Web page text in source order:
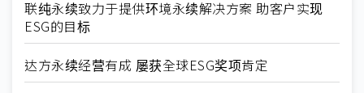
联纯永续致力于提供环境永续解决方案 助客户实现
ESG的目标
达方永续经营有成 屡获全球ESG奖项肯定